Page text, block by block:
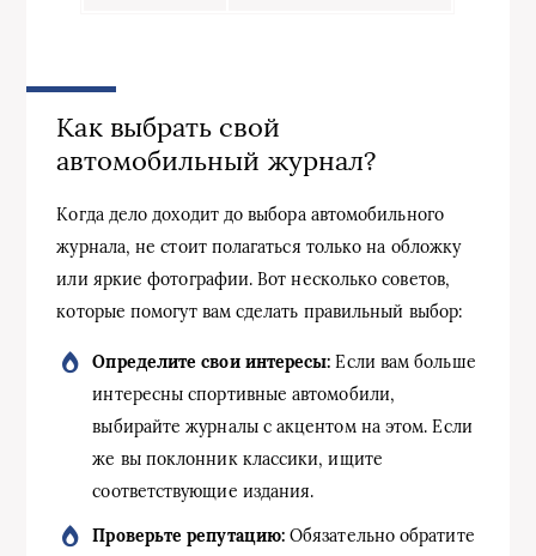
Как выбрать свой
автомобильный журнал?
Когда дело доходит до выбора автомобильного
журнала, не стоит полагаться только на обложку
или яркие фотографии. Вот несколько советов,
которые помогут вам сделать правильный выбор:
Определите свои интересы: Если вам больше
интересны спортивные автомобили,
выбирайте журналы с акцентом на этом. Если
же вы поклонник классики, ищите
соответствующие издания.
Проверьте репутацию: Обязательно обратите